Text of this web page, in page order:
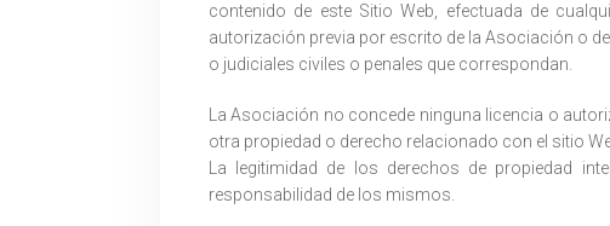
contenido de este Sitio Web, efectuada de
autorización previa por escrito de la Asociación o
o judiciales civiles o penales que correspondan.
La Asociación no concede ninguna licencia o
otra propiedad o derecho relacionado con el sitio
La legitimidad de los derechos de propiedad
responsabilidad de los mismos.